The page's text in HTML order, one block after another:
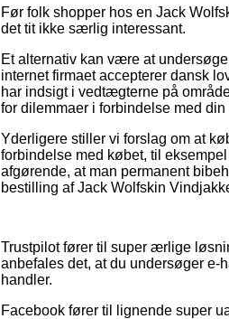
Før folk shopper hos en Jack
det tit ikke særlig interessant.
Et alternativ kan være at
internet firmaet accepterer dansk
har indsigt i vedtægterne på
for dilemmaer i forbindelse med din
Yderligere stiller vi forslag om at
forbindelse med købet, til
afgørende, at man permanent
bestilling af Jack Wolfskin
Trustpilot fører til super ærlige
anbefales det, at du undersøger e-
handler.
Facebook fører til lignende super